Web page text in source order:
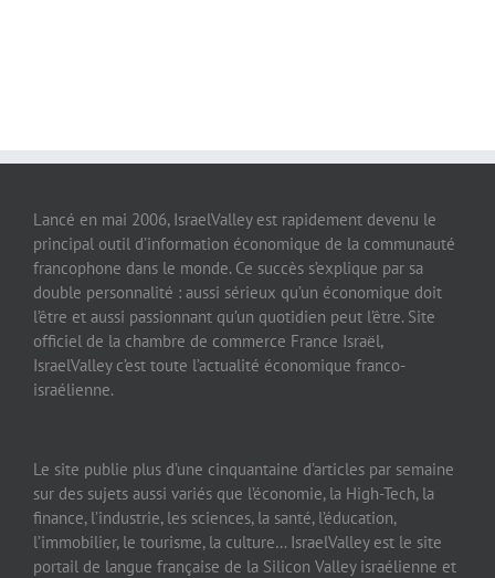
Lancé en mai 2006, IsraelValley est rapidement devenu le
principal outil d’information économique de la communauté
francophone dans le monde. Ce succès s’explique par sa
double personnalité : aussi sérieux qu’un économique doit
l’être et aussi passionnant qu’un quotidien peut l’être. Site
officiel de la chambre de commerce France Israël,
IsraelValley c’est toute l’actualité économique franco-
israélienne.
Le site publie plus d’une cinquantaine d’articles par semaine
sur des sujets aussi variés que l’économie, la High-Tech, la
finance, l’industrie, les sciences, la santé, l’éducation,
l’immobilier, le tourisme, la culture… IsraelValley est le site
portail de langue française de la Silicon Valley israélienne et